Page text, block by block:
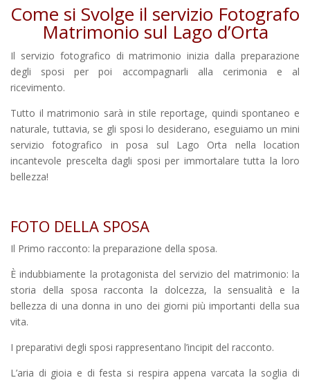
Come si Svolge il servizio Fotografo
Matrimonio sul Lago d’Orta
Il servizio fotografico di matrimonio inizia dalla preparazione
degli sposi per poi accompagnarli alla cerimonia e al
ricevimento.
Tutto il matrimonio sarà in stile reportage, quindi spontaneo e
naturale, tuttavia, se gli sposi lo desiderano, eseguiamo un mini
servizio fotografico in posa sul Lago Orta nella location
incantevole prescelta dagli sposi per immortalare tutta la loro
bellezza!
FOTO DELLA SPOSA
Il Primo racconto: la preparazione della sposa.
È indubbiamente la protagonista del servizio del matrimonio: la
storia della sposa racconta la dolcezza, la sensualità e la
bellezza di una donna in uno dei giorni più importanti della sua
vita.
I preparativi degli sposi rappresentano l’incipit del racconto.
L’aria di gioia e di festa si respira appena varcata la soglia di